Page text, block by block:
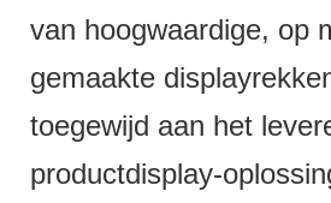
van hoogwaardige, op
gemaakte
toegewijd aan het
productdisplay-